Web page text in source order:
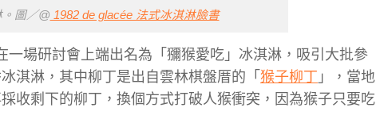
圖／@ 1982 de glacée 法式冰淇淋臉書
一場研討會上端出名為「獼猴愛吃」冰淇淋，吸引大批參
淇淋，其中柳丁是出自雲林棋盤厝的「 猴子柳丁 」，當地
收剩下的柳丁，換個方式打破人猴衝突，因為猴子只要吃